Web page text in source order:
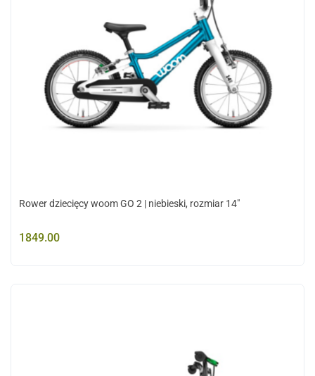
Rower dziecięcy woom GO 2 | niebieski, rozmiar 14"
1849.00